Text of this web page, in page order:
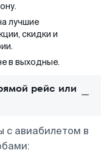
лучшие
скидки и
в выходные.
рейс или
с авиабилетом в